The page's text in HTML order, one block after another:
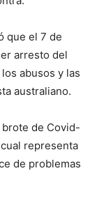
que el 7 de
arresto del
abusos y las
australiano.
de Covid-
representa
de problemas